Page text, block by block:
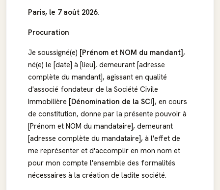
Paris, le 7 août 2026.
Procuration
Je soussigné(e) [Prénom et NOM du mandant],
né(e) le [date] à [lieu], demeurant [adresse
complète du mandant], agissant en qualité
d'associé fondateur de la Société Civile
Immobilière [Dénomination de la SCI], en cours
de constitution, donne par la présente pouvoir à
[Prénom et NOM du mandataire], demeurant
[adresse complète du mandataire], à l'effet de
me représenter et d'accomplir en mon nom et
pour mon compte l'ensemble des formalités
nécessaires à la création de ladite société.